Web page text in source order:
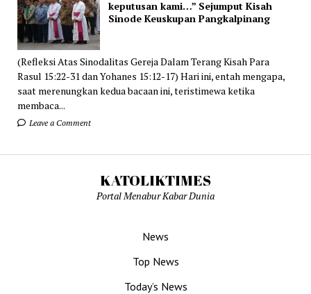
keputusan kami…” Sejumput Kisah
Sinode Keuskupan Pangkalpinang
(Refleksi Atas Sinodalitas Gereja Dalam Terang Kisah Para
Rasul 15:22-31 dan Yohanes 15:12-17) Hari ini, entah mengapa,
saat merenungkan kedua bacaan ini, teristimewa ketika
membaca...
Leave a Comment
KATOLIKTIMES
Portal Menabur Kabar Dunia
News
Top News
Today’s News